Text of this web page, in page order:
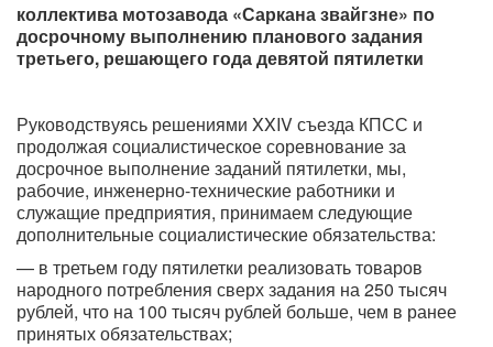
коллектива мотозавода «Саркана звайгзне» по
досрочному выполнению планового задания
третьего, решающего года девятой пятилетки
Руководствуясь решениями XXIV съезда КПСС и
продолжая социалистическое соревнование за
досрочное выполнение заданий пятилетки, мы,
рабочие, инженерно-технические работники и
служащие предприятия, принимаем следующие
дополнительные социалистические обязательства:
— в третьем году пятилетки реализовать товаров
народного потребления сверх задания на 250 тысяч
рублей, что на 100 тысяч рублей больше, чем в ранее
принятых обязательствах;